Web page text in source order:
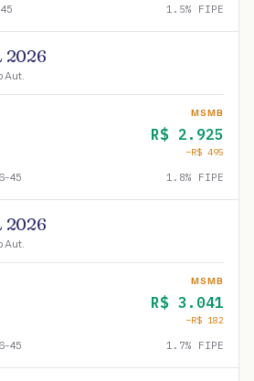
1.5% FIPE
2026
Aut.
MSMB
R$ 2.925
−R$ 495
45 1.8% FIPE
2026
Aut.
MSMB
R$ 3.041
−R$ 182
45 1.7% FIPE